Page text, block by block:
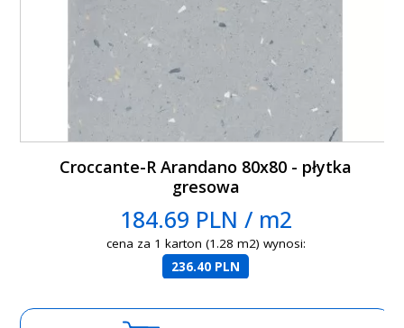
Croccante-R Arandano 80x80 - płytka
gresowa
184.69 PLN / m2
cena za 1 karton (1.28 m2) wynosi:
236.40 PLN